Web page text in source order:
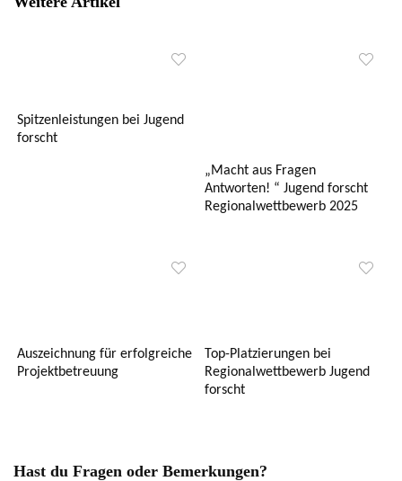
Spitzenleistungen bei Jugend
forscht
„Macht aus Fragen
Antworten! “ Jugend forscht
Regionalwettbewerb 2025
Auszeichnung für erfolgreiche
Projektbetreuung
Top-Platzierungen bei
Regionalwettbewerb Jugend
forscht
Hast du Fragen oder Bemerkungen?